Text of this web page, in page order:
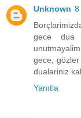
Unknown 8
gece dua
gece,
dualariniz
Yanıtla